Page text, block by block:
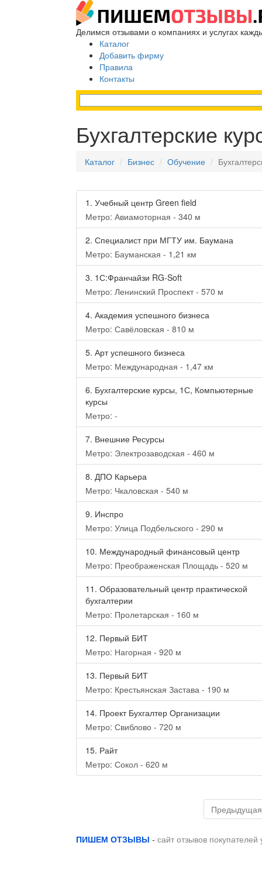
Делимся отзывами о компаниях и услугах
Каталог
Добавить фирму
Правила
Контакты
Бухгалтерские
Каталог Бизнес Обучение
1. Учебный центр Green field
Метро: Авиамоторная - 340 м
2. Специалист при МГТУ им. Баумана
Метро: Бауманская - 1,21 км
3. 1С:Франчайзи RG-Soft
Метро: Ленинский Проспект - 570 м
4. Академия успешного бизнеса
Метро: Савёловская - 810 м
5. Арт успешного бизнеса
Метро: Международная - 1,47 км
6. Бухгалтерские курсы, 1С, Компьютерные
курсы
Метро: -
7. Внешние Ресурсы
Метро: Электрозаводская - 460 м
8. ДПО Карьера
Метро: Чкаловская - 540 м
9. Инспро
Метро: Улица Подбельского - 290 м
10. Международный финансовый центр
Метро: Преображенская Площадь - 520 м
11. Образовательный центр практической
бухгалтерии
Метро: Пролетарская - 160 м
12. Первый БИТ
Метро: Нагорная - 920 м
13. Первый БИТ
Метро: Крестьянская Застава - 190 м
14. Проект Бухгалтер Организации
Метро: Свиблово - 720 м
15. Райт
Метро: Сокол - 620 м
Предыдущая
ПИШЕМ ОТЗЫВЫ - сайт отзывов покупателей